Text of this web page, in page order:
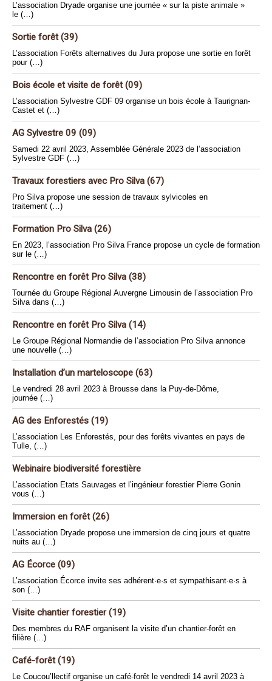
L’association Dryade organise une journée « sur la piste animale »
le (…)
Sortie forêt (39)
L’association Forêts alternatives du Jura propose une sortie en forêt
pour (…)
Bois école et visite de forêt (09)
L’association Sylvestre GDF 09 organise un bois école à Taurignan-
Castet et (…)
AG Sylvestre 09 (09)
Samedi 22 avril 2023, Assemblée Générale 2023 de l’association
Sylvestre GDF (…)
Travaux forestiers avec Pro Silva (67)
Pro Silva propose une session de travaux sylvicoles en
traitement (…)
Formation Pro Silva (26)
En 2023, l’association Pro Silva France propose un cycle de formation
sur le (…)
Rencontre en forêt Pro Silva (38)
Tournée du Groupe Régional Auvergne Limousin de l’association Pro
Silva dans (…)
Rencontre en forêt Pro Silva (14)
Le Groupe Régional Normandie de l’association Pro Silva annonce
une nouvelle (…)
Installation d’un marteloscope (63)
Le vendredi 28 avril 2023 à Brousse dans la Puy-de-Dôme,
journée (…)
AG des Enforestés (19)
L’association Les Enforestés, pour des forêts vivantes en pays de
Tulle, (…)
Webinaire biodiversité forestière
L’association Etats Sauvages et l’ingénieur forestier Pierre Gonin
vous (…)
Immersion en forêt (26)
L’association Dryade propose une immersion de cinq jours et quatre
nuits au (…)
AG Écorce (09)
L’association Écorce invite ses adhérent·e·s et sympathisant·e·s à
son (…)
Visite chantier forestier (19)
Des membres du RAF organisent la visite d’un chantier-forêt en
filière (…)
Café-forêt (19)
Le Coucou’llectif organise un café-forêt le vendredi 14 avril 2023 à